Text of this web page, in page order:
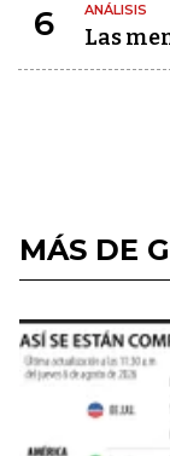
6 ANÁLISIS
Las
MÁS DE